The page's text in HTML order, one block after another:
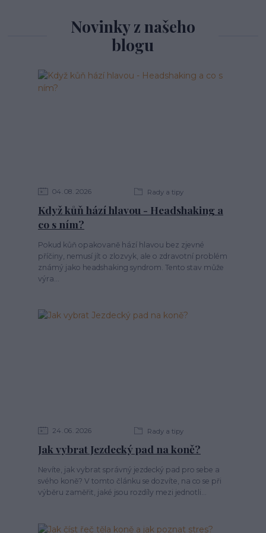
Novinky z našeho
blogu
04 08 2026 Rady a tipy
Když kůň hází hlavou - Headshaking a
co s ním?
Pokud kůň opakovaně hází hlavou bez zjevné
příčiny, nemusí jít o zlozvyk, ale o zdravotní problém
známý jako headshaking syndrom. Tento stav může
výra...
24 06 2026 Rady a tipy
Jak vybrat Jezdecký pad na koně?
Nevíte, jak vybrat správný jezdecký pad pro sebe a
svého koně? V tomto článku se dozvíte, na co se při
výběru zaměřit, jaké jsou rozdíly mezi jednotli...